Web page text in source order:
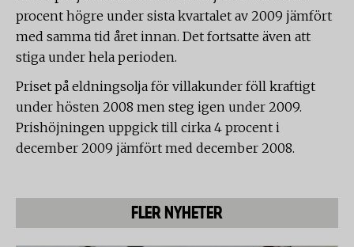
procent högre under sista kvartalet av 2009 jämfört
med samma tid året innan. Det fortsatte även att
stiga under hela perioden.
Priset på eldningsolja för villakunder föll kraftigt
under hösten 2008 men steg igen under 2009.
Prishöjningen uppgick till cirka 4 procent i
december 2009 jämfört med december 2008.
FLER NYHETER